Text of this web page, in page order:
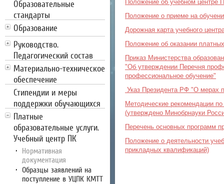
Образовательные
стандарты
Образование
Руководство.
Педагогический состав
Материально-техническое
обеспечение
Стипендии и меры
поддержки обучающихся
Платные
образовательные услуги.
Учебный центр ПК
Нормативная
документация
Образцы заявлений на
поступление в УЦПК КМТТ
Положение об учебном центре
Положение о приеме на
Дорожная карта учебного
Положение об оказании
Приказ Министерства
"Об утверждении Перечня
профессиональное обучение"
Указ Президента РФ "О мерах
Методические рекомендации
(утверждено Минобрнауки
Перечень основных программ
Положение о деятельности
прикладных квалификаций)